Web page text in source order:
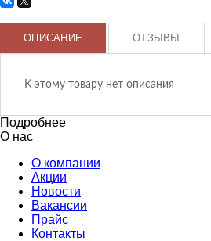
ОПИСАНИЕ ОТЗЫВЫ
К этому товару нет описания
Подробнее
О нас
О компании
Акции
Новости
Вакансии
Прайс
Контакты